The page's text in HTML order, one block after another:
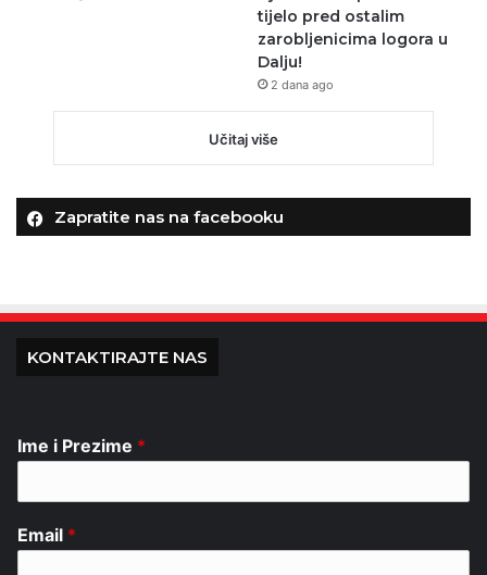
tijelo pred ostalim
zarobljenicima logora u
Dalju!
2 dana ago
Učitaj više
Zapratite nas na facebooku
KONTAKTIRAJTE NAS
Ime i Prezime *
Email *